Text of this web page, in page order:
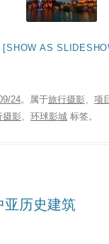
[SHOW AS
24。属于旅行摄影、 项
摄影、 环球影城 标签。
亚历史建筑